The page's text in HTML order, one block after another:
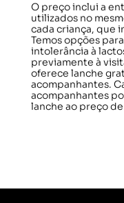
O preço inclui a
utilizados no
cada criança, que
Temos opções
intolerância à
previamente à
oferece lanche
acompanhantes.
acompanhantes
lanche ao preço